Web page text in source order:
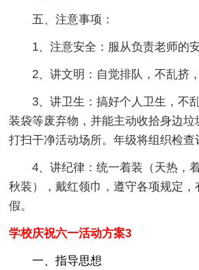
五、注意事项：
1、注意安全：服从负责老师的安
2、讲文明：自觉排队，不乱挤，
3、讲卫生：搞好个人卫生，不
装袋等废弃物，并能主动收拾身边垃
打扫干净活动场所。年级将组织检查
4、讲纪律：统一着装（天热，
秋装），戴红领巾，遵守各项规定，
假。
学校庆祝六一活动方案3
一、指导思想